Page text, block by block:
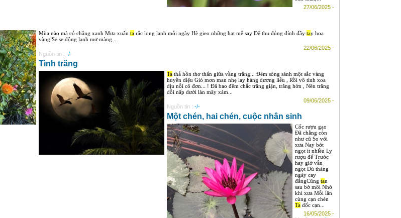
27/06/2025 -
Mùa nào mà cỏ chẳng xanh Mưa xuân ta rắc long lanh mỗi ngày Hè gieo những hạt mê say Để thu đủng đỉnh đầy tay hoa
vàng Se se đông lạnh mơ màng...
22/06/2025 -
Nguồn tin : -/-
Tình trăng
Ta thả hồn thơ thẩn giữa vầng trăng... Đêm sóng sánh một sắc vàng
huyền diệu Gió mơn man nhẹ lay hàng dương liễu , Rồi vô tình xoa
dịu nỗi cô đơn... ! Đã bao đêm chắc trăng giận, trăng hờn , Nên trăng
dỗi nấp dưới làn mây xám...
09/06/2025 -
Nguồn tin : -/-
Một chén, hai chén, cuộc nhân sinh
Cốc rượu gạo
Đã chẳng còn
như cũ So với
xưa Nay bớt
ngọt ít nhiều Ly
rượu đế Trước
hay giờ vẫn
ngọt Dù tháng
ngày cay
đắngCũng tan
sau bờ môi Nhớ
khi xưa Mỗi lần
cùng cạn chén
Ta dốc cạn...
16/05/2025 -